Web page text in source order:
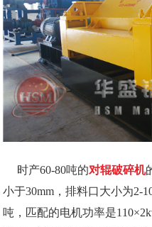
时产60-80吨的对辊破碎机
小于30mm，排料口大小为2-
吨，匹配的电机功率是